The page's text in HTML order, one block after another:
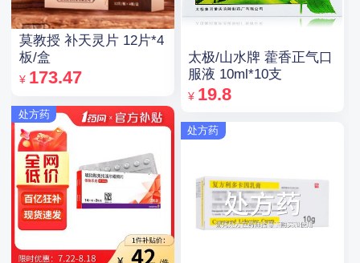
莫教授 补天灵片 12片*4
板/盒
¥ 173.47
处方药
太极/山水牌 藿香正气口
服液 10ml*10支
¥ 19.8
处方药